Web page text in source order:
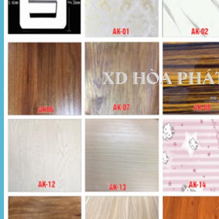
Hòa Phát Đạt
Giới thiệu Hòa Phát Đạt
Sản Phẩm
Sản Phẩm Bạt Che Ngoài Trời
Bạt che nắng mưa
Bạt kéo ngoài trời
Bạt che tự cuốn
Bạt nhựa xanh cam
Bạt sọc 3 màu
Bạt nhựa giá rẻ
Bạt lót ao hồ
Bạt nhựa đen HDPE
Sản Phẩm Dù Che Ngoài Trời
Sản Phẩm Mái Che Di Động
Mái hiên di động
Mái xếp di động
Nhà bạt di động